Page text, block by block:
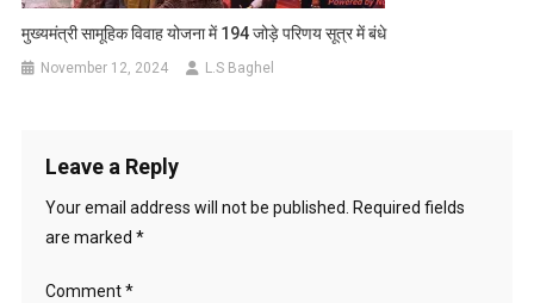
मुख्यमंत्री सामूहिक विवाह योजना में 194 जोड़े परिणय सूत्र में बंधे
November 12, 2024 L.S Baghel
Leave a Reply
Your email address will not be published. Required fields
are marked *
Comment*